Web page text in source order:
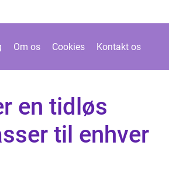
Om os Cookies Kontakt os
en tidløs
til enhver